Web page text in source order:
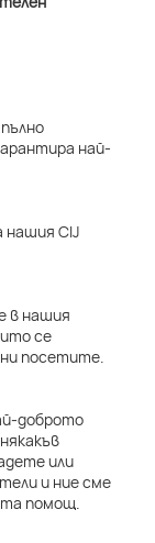
най-
нашия CIJ
в нашия
се
посетите.
доброто
или
и ние сме
помощ.